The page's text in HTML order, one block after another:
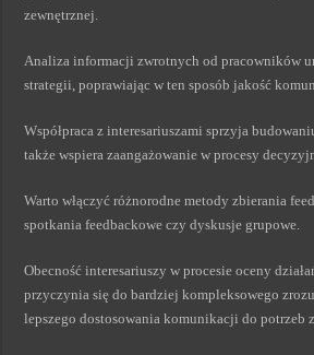
zewnętrznej.
Analiza informacji zwrotnych od pracowników
strategii, poprawiając w ten sposób jakość
Współpraca z interesariuszami sprzyja
także wspiera zaangażowanie w procesy
Warto włączyć różnorodne metody zbierania
spotkania feedbackowe czy dyskusje grupowe.
Obecność interesariuszy w procesie oceny
przyczynia się do bardziej kompleksowego
lepszego dostosowania komunikacji do